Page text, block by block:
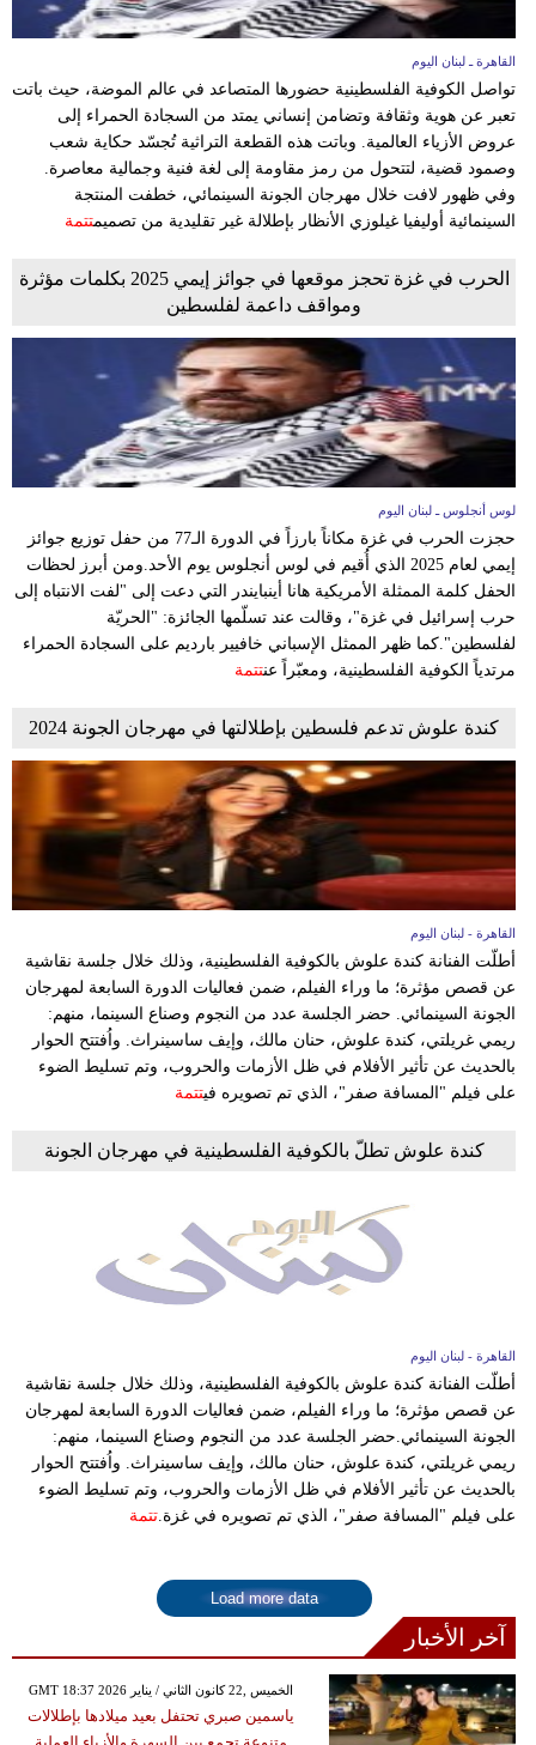
علوم
بيئة
مدوَّنات
القاهرة ـ لبنان اليوم
تواصل الكوفية الفلسطينية حضورها المتصاعد في عالم الموضة، حيث باتت
تعبر عن هوية وثقافة وتضامن إنساني يمتد من السجادة الحمراء إلى
عروض الأزياء العالمية. وباتت هذه القطعة التراثية تُجسّد حكاية شعب
وصمود قضية، لتتحول من رمز مقاومة إلى لغة فنية وجمالية معاصرة.
وفي ظهور لافت خلال مهرجان الجونة السينمائي، خطفت المنتجة
السينمائية أوليفيا غيلوزي الأنظار بإطلالة غير تقليدية من تصميمتتمة
الحرب في غزة تحجز موقعها في جوائز إيمي 2025 بكلمات مؤثرة
ومواقف داعمة لفلسطين
لوس أنجلوس ـ لبنان اليوم
حجزت الحرب في غزة مكاناً بارزاً في الدورة الـ77 من حفل توزيع جوائز
إيمي لعام 2025 الذي أُقيم في لوس أنجلوس يوم الأحد.ومن أبرز لحظات
الحفل كلمة الممثلة الأمريكية هانا أينبايندر التي دعت إلى "لفت الانتباه إلى
حرب إسرائيل في غزة"، وقالت عند تسلّمها الجائزة: "الحريّة
لفلسطين".كما ظهر الممثل الإسباني خافيير بارديم على السجادة الحمراء
مرتدياً الكوفية الفلسطينية، ومعبّراً عنتتمة
كندة علوش تدعم فلسطين بإطلالتها في مهرجان الجونة 2024
القاهرة - لبنان اليوم
أطلّت الفنانة كندة علوش بالكوفية الفلسطينية، وذلك خلال جلسة نقاشية
عن قصص مؤثرة؛ ما وراء الفيلم، ضمن فعاليات الدورة السابعة لمهرجان
الجونة السينمائي. حضر الجلسة عدد من النجوم وصناع السينما، منهم:
ريمي غريلتي، كندة علوش، حنان مالك، وإيف ساسينراث. واُفتتح الحوار
بالحديث عن تأثير الأفلام في ظل الأزمات والحروب، وتم تسليط الضوء
على فيلم "المسافة صفر"، الذي تم تصويره فيتتمة
كندة علوش تطلّ بالكوفية الفلسطينية في مهرجان الجونة
القاهرة - لبنان اليوم
أطلّت الفنانة كندة علوش بالكوفية الفلسطينية، وذلك خلال جلسة نقاشية
عن قصص مؤثرة؛ ما وراء الفيلم، ضمن فعاليات الدورة السابعة لمهرجان
الجونة السينمائي.حضر الجلسة عدد من النجوم وصناع السينما، منهم:
ريمي غريلتي، كندة علوش، حنان مالك، وإيف ساسينراث. واُفتتح الحوار
بالحديث عن تأثير الأفلام في ظل الأزمات والحروب، وتم تسليط الضوء
على فيلم "المسافة صفر"، الذي تم تصويره في غزة.تتمة
Load more data
آخر الأخبار
GMT 18:37 2026 الخميس ,22 كانون الثاني / يناير
ياسمين صبري تحتفل بعيد ميلادها بإطلالات